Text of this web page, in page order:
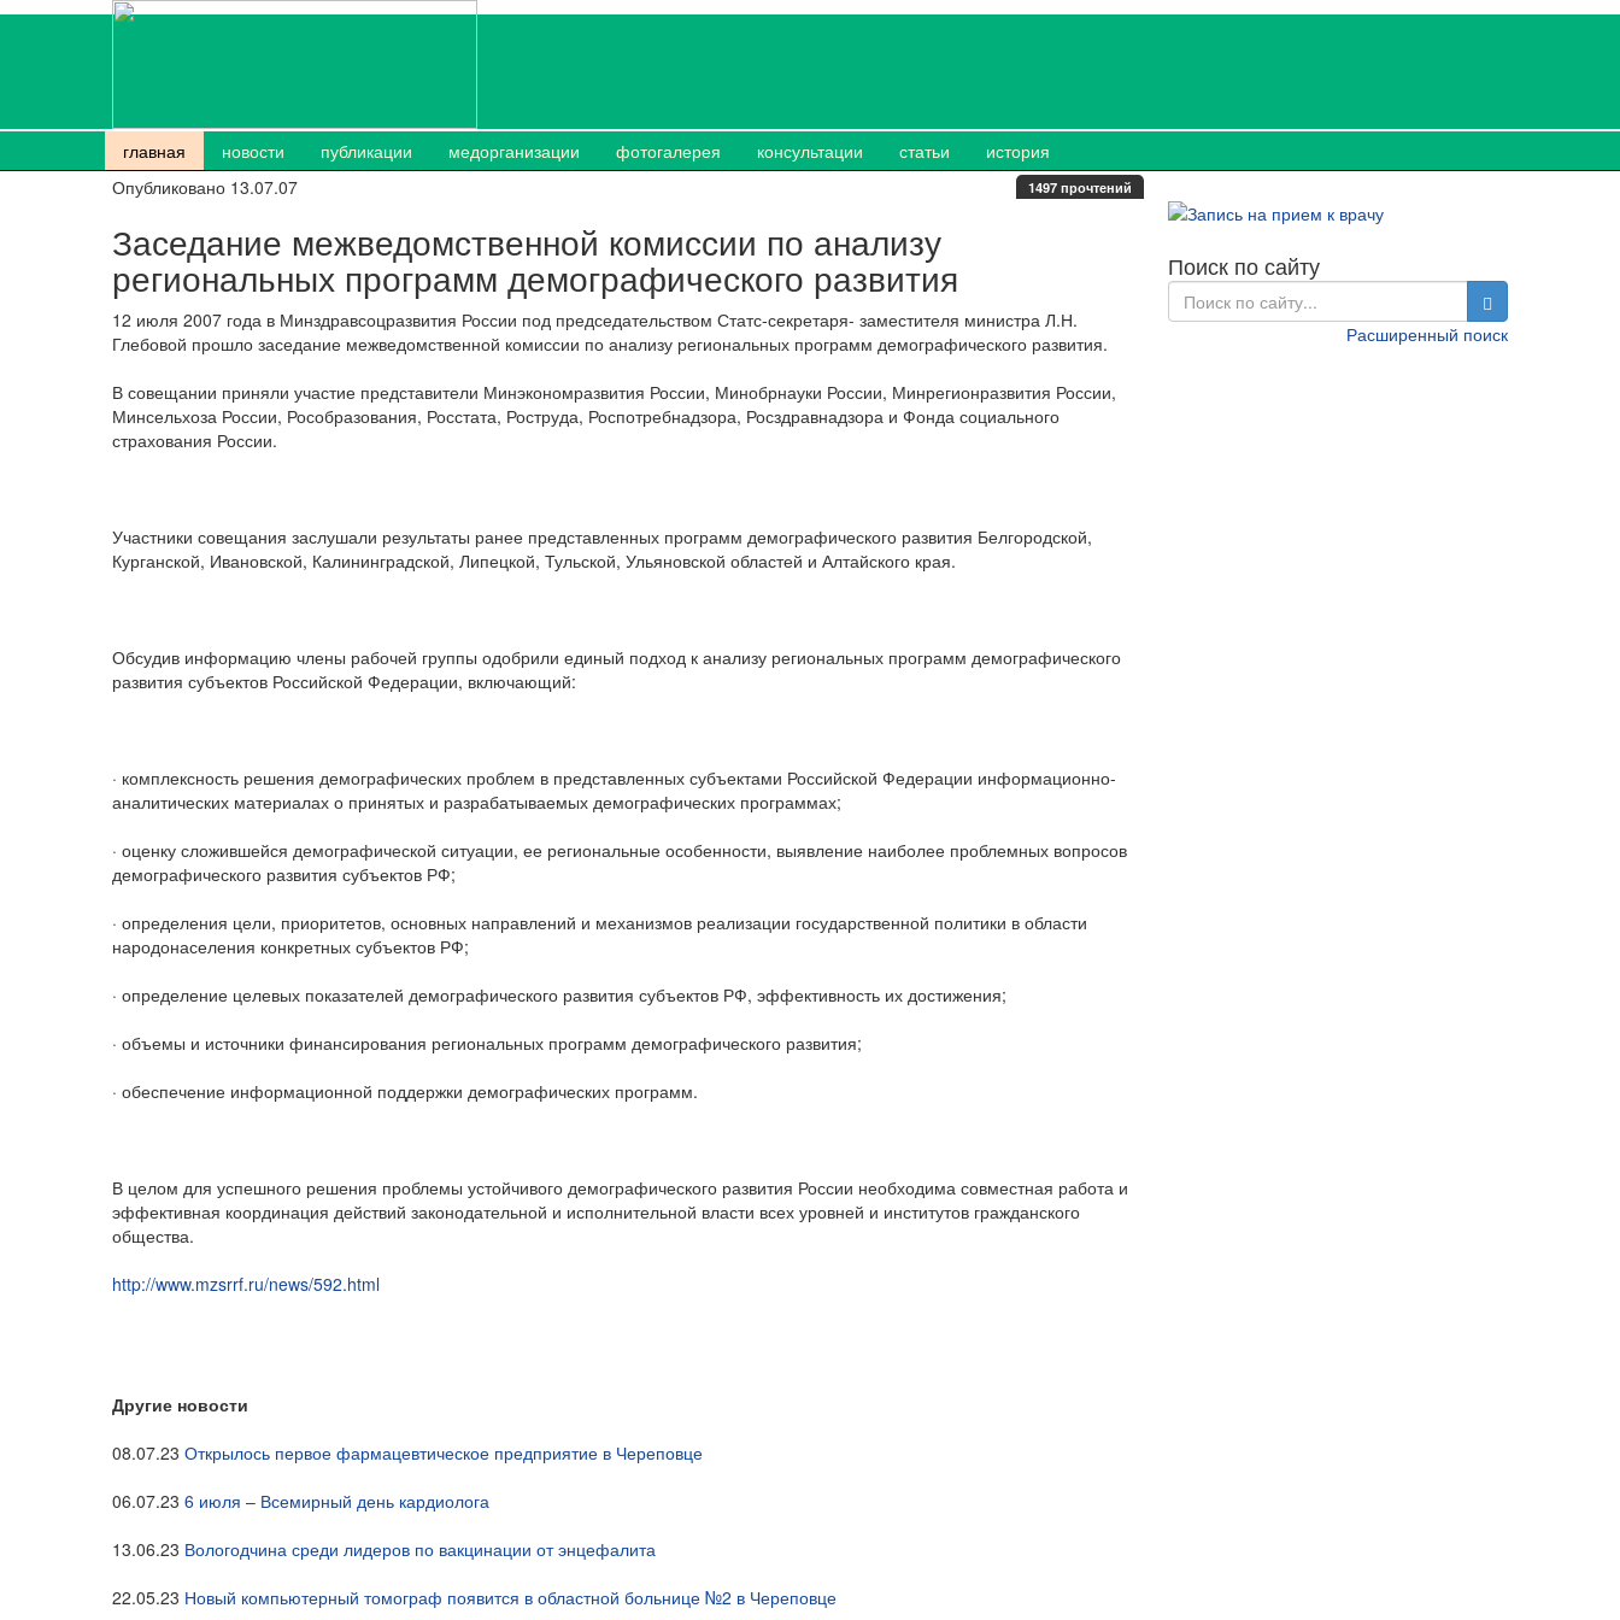
главная новости публикации медорганизации фотогалерея консультации статьи
история
Опубликовано 13.07.07
1497 прочтений
Заседание межведомственной комиссии по анализу
региональных программ демографического развития
12 июля 2007 года в Минздравсоцразвития России под председательством Статс-секретаря- заместителя министра Л.Н.
Глебовой прошло заседание межведомственной комиссии по анализу региональных программ демографического развития.
В совещании приняли участие представители Минэкономразвития России, Минобрнауки России, Минрегионразвития России,
Минсельхоза России, Рособразования, Росстата, Роструда, Роспотребнадзора, Росздравнадзора и Фонда социального
страхования России.
Участники совещания заслушали результаты ранее представленных программ демографического развития Белгородской,
Курганской, Ивановской, Калининградской, Липецкой, Тульской, Ульяновской областей и Алтайского края.
Обсудив информацию члены рабочей группы одобрили единый подход к анализу региональных программ демографического
развития субъектов Российской Федерации, включающий:
· комплексность решения демографических проблем в представленных субъектами Российской Федерации информационно-
аналитических материалах о принятых и разрабатываемых демографических программах;
· оценку сложившейся демографической ситуации, ее региональные особенности, выявление наиболее проблемных вопросов
демографического развития субъектов РФ;
· определения цели, приоритетов, основных направлений и механизмов реализации государственной политики в области
народонаселения конкретных субъектов РФ;
· определение целевых показателей демографического развития субъектов РФ, эффективность их достижения;
· объемы и источники финансирования региональных программ демографического развития;
· обеспечение информационной поддержки демографических программ.
В целом для успешного решения проблемы устойчивого демографического развития России необходима совместная работа и
эффективная координация действий законодательной и исполнительной власти всех уровней и институтов гражданского
общества.
http://www.mzsrrf.ru/news/592.html
Другие новости
08.07.23 Открылось первое фармацевтическое предприятие в Череповце
06.07.23 6 июля – Всемирный день кардиолога
13.06.23 Вологодчина среди лидеров по вакцинации от энцефалита
22.05.23 Новый компьютерный томограф появится в областной больнице №2 в Череповце
Поиск по сайту
Расширенный поиск